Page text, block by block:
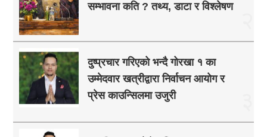
सम्भावना कति ? तथ्य, डाटा र विश्लेषण
दुष्प्रचार गरिएको भन्दै गोरखा १ का
उम्मेदवार खत्रीद्वारा निर्वाचन आयोग र
प्रेस काउन्सिलमा उजुरी